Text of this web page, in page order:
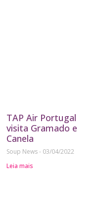
TAP Air Portugal
visita Gramado e
Canela
Soup News
03/04/2022
Leia mais